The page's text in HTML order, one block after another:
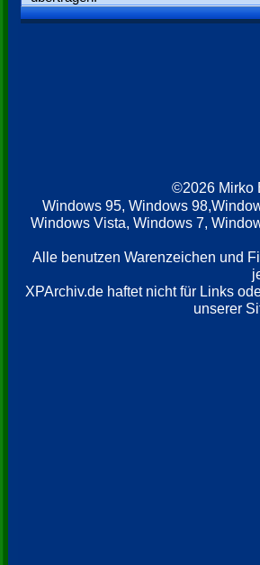
©2026 Mirko
Windows 95, Windows
Windows Vista, Windows 7,
Alle benutzen Warenzeichen und
XPArchiv.de haftet nicht für Links
unserer